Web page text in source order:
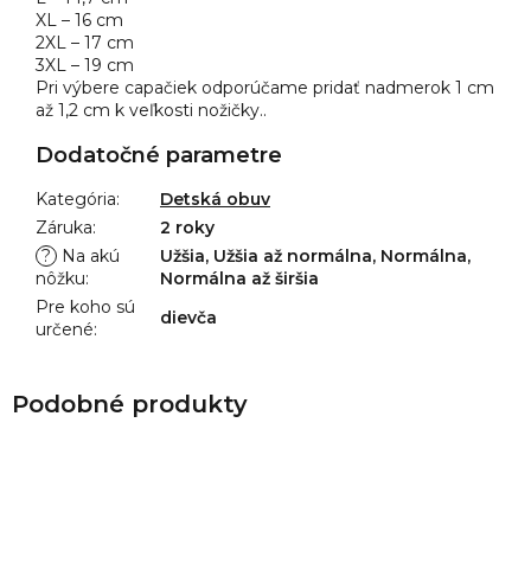
XL – 16 cm
2XL – 17 cm
3XL – 19 cm
Pri výbere capačiek odporúčame pridať nadmerok 1 cm
až 1,2 cm k veľkosti nožičky..
Dodatočné parametre
Kategória:
Detská obuv
Záruka:
2 roky
?
Na akú
nôžku:
Užšia, Užšia až normálna, Normálna,
Normálna až širšia
Pre koho sú
určené:
dievča